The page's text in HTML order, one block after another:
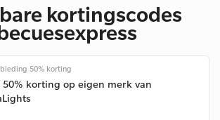
kortingscodes
50% korting
50% korting op eigen merk van